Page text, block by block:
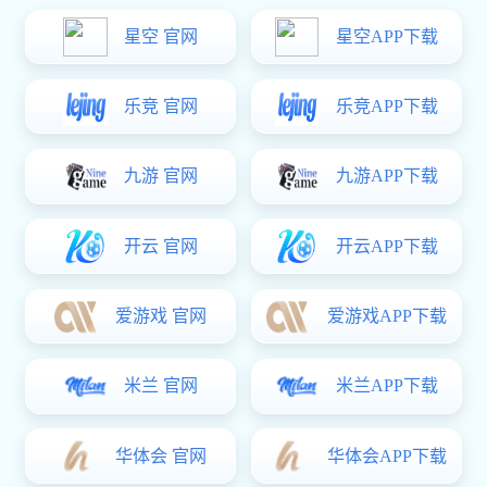
全部产品分类
不锈钢管材管件
不锈钢工业焊管
碳钢卡压管材管件
球墨铸铁管材/管件
金属软管 框架
标准预制
螺旋钢管
直缝钢管
水电气热表
电力金具
支吊架产品 高端机械平衡重
铸造用生铁
灌浆套筒
二次供水设备
钢制制管法兰
矿业管路连接件
全部 闸阀 蝶阀 水流指示器
报警阀
消防器材
止回阀 过滤器 排气阀
水控阀
橡胶接头
智能产品
管路补偿接头
电话沟通
旺财
28:400-
7158
获取服务
微信咨询